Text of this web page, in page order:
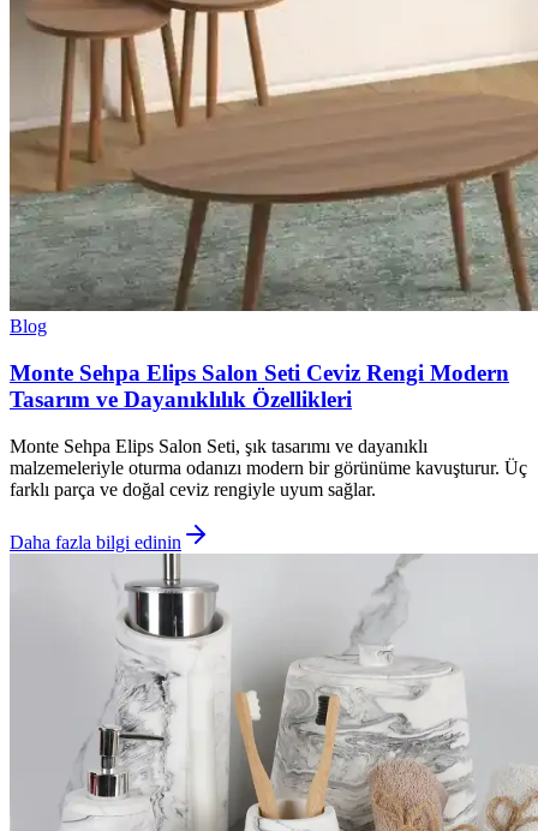
Blog
Monte Sehpa Elips Salon Seti Ceviz Rengi Modern
Tasarım ve Dayanıklılık Özellikleri
Monte Sehpa Elips Salon Seti, şık tasarımı ve dayanıklı
malzemeleriyle oturma odanızı modern bir görünüme kavuşturur. Üç
farklı parça ve doğal ceviz rengiyle uyum sağlar.
Daha fazla bilgi edinin